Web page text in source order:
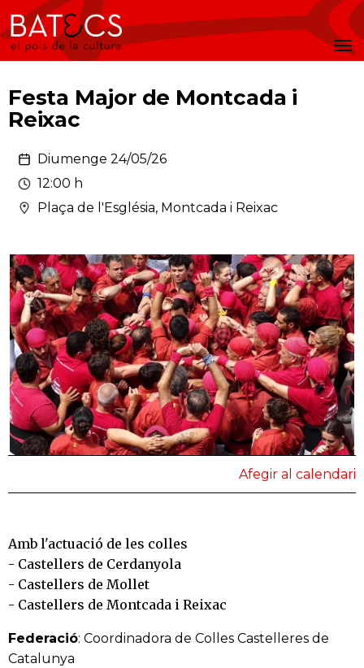
Batecs
Afegir al calendari
Festa Major de Montcada i
Reixac
Diumenge 24/05/26
12:00 h
Plaça de l'Església, Montcada i Reixac
Amb l'actuació de les colles
- Castellers de Cerdanyola
- Castellers de Mollet
- Castellers de Montcada i Reixac
Federació: Coordinadora de Colles Castelleres de
Catalunya